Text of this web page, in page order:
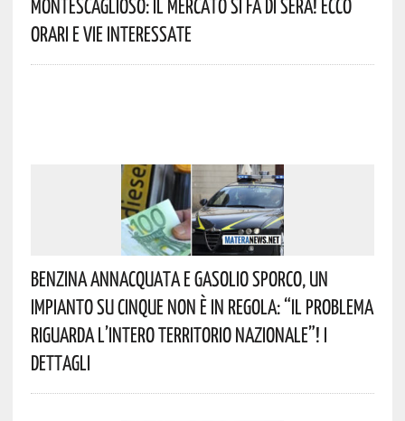
Montescaglioso: Il Mercato Si Fa Di Sera! Ecco
Orari E Vie Interessate
Benzina Annacquata E Gasolio Sporco, Un
Impianto Su Cinque Non È In Regola: “il Problema
Riguarda L’intero Territorio Nazionale”! I
Dettagli